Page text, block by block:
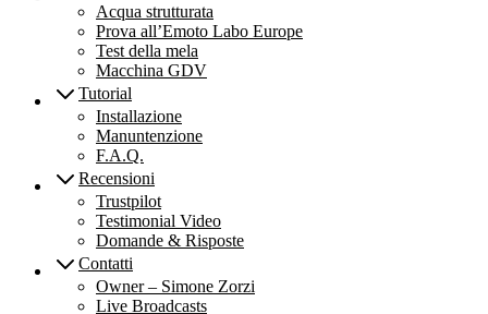
Acqua strutturata
Prova all’Emoto Labo Europe
Test della mela
Macchina GDV
Tutorial
Installazione
Manuntenzione
F.A.Q.
Recensioni
Trustpilot
Testimonial Video
Domande & Risposte
Contatti
Owner – Simone Zorzi
Live Broadcasts